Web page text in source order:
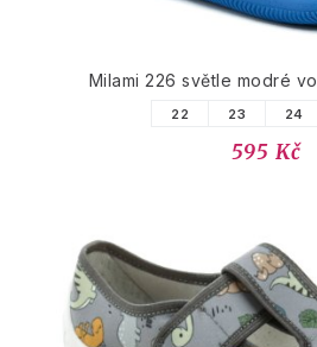
Milami 226 světle modré
22 23 24
595 Kč